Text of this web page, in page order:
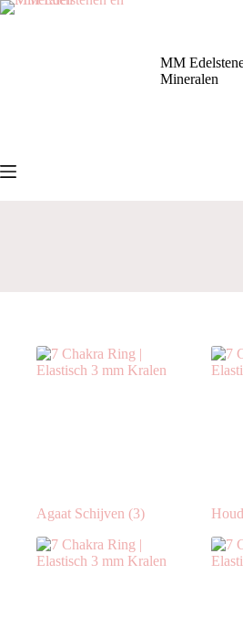
Ga
MM
Mineralen
Agaat Schijven (3)